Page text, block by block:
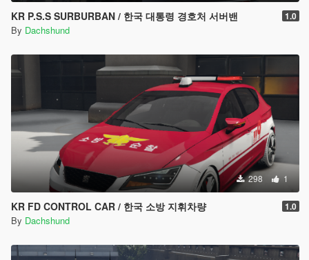
KR P.S.S SURBURBAN / 한국 대통령 경호처 서버밴 1.0
By Dachshund
298 1
KR FD CONTROL CAR / 한국 소방 지휘차량 1.0
By Dachshund